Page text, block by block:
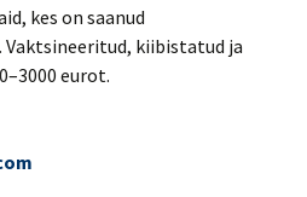
kes on saanud
Vaktsineeritud, kiibistatud ja
eurot.